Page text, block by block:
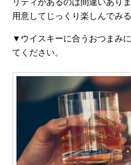
用意してじっくり楽しんでみ
▼ウイスキーに合うおつまみ
てください。